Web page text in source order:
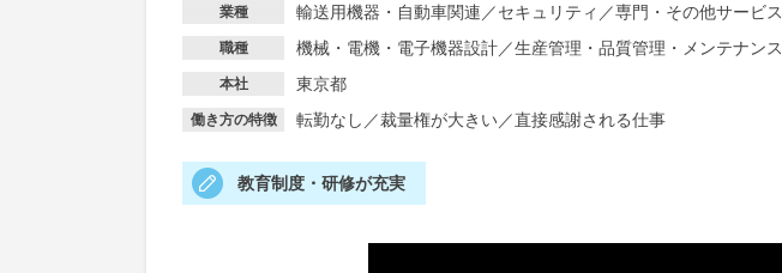
業種 輸送用機器・自動車関連 ／セキュリティ ／専門・その他サービス
職種 機械・電機・電子機器設計／生産管理・品質管理・メンテナンス
本社 東京都
働き方の特徴 転勤なし ／裁量権が大きい／直接感謝される仕事
教育制度・研修が充実